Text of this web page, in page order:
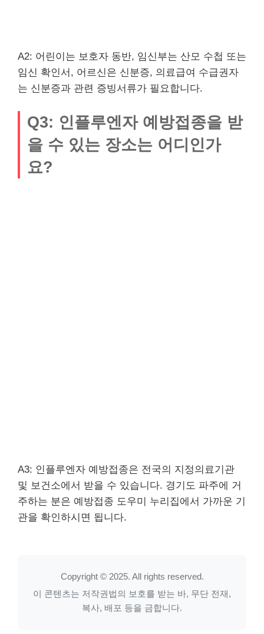
A2: 어린이는 보호자 동반, 임신부는 산모 수첩 또는
임신 확인서, 어르신은 신분증, 의료급여 수급권자
는 신분증과 관련 증빙서류가 필요합니다.
Q3: 인플루엔자 예방접종을 받
을 수 있는 장소는 어디인가
요?
A3: 인플루엔자 예방접종은 전국의 지정의료기관
및 보건소에서 받을 수 있습니다. 경기도 파주에 거
주하는 분은 예방접종 도우미 누리집에서 가까운 기
관을 확인하시면 됩니다.
Copyright © 2025. All rights reserved.
이 콘텐츠는 저작권법의 보호를 받는 바, 무단 전재,
복사, 배포 등을 금합니다.